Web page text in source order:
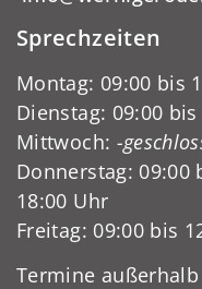
Sprechzeiten
Montag: 09:00 bis
Dienstag: 09:00
Mittwoch: -
Donnerstag: 09:00
18:00 Uhr
Freitag: 09:00 bis
Termine